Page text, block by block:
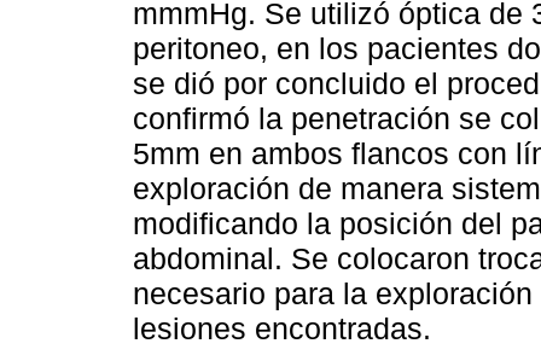
mmmHg. Se utilizó óptica de
peritoneo, en los pacientes
se dió por concluido el
confirmó la penetración se
5mm en ambos flancos con
exploración de manera
modificando la posición del
abdominal. Se colocaron
necesario para la
lesiones encontradas.